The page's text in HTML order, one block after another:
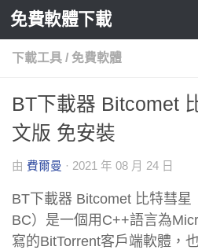
Skip to content
免費軟體下載
下載工具 / 免費軟體
BT下載器 Bitcomet
文版 免安裝
由 費爾曼 · 2021 年 08 月 24 日
BT下載器 Bitcomet 比特彗星
BC）是一個用C++語言為
寫的BitTorrent客戶端軟體，